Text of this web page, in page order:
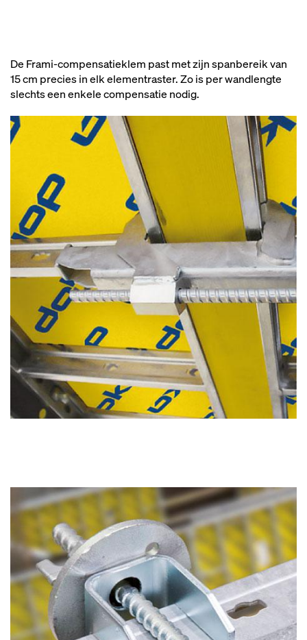
De Frami-compensatieklem past met zijn spanbereik van
15 cm precies in elk elementraster. Zo is per wandlengte
slechts een enkele compensatie nodig.